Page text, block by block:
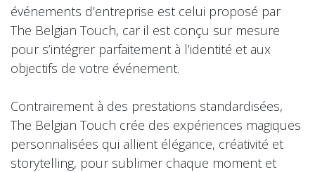
événements d’entreprise est celui proposé par
The Belgian Touch, car il est conçu sur mesure
pour s’intégrer parfaitement à l’identité et aux
objectifs de votre événement.
Contrairement à des prestations standardisées,
The Belgian Touch crée des expériences magiques
personnalisées qui allient élégance, créativité et
storytelling, pour sublimer chaque moment et